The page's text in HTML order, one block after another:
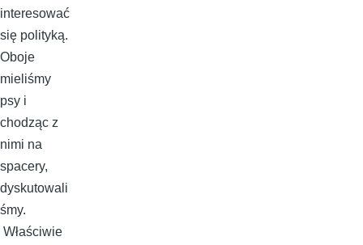
interesować
się polityką.
Oboje
mieliśmy
psy i
chodząc z
nimi na
spacery,
dyskutowali
śmy.
Właściwie